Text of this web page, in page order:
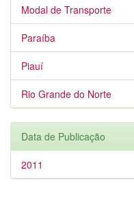
Modal de Transporte
Paraíba
Piauí
Rio Grande do Norte
Data de Publicação
2011